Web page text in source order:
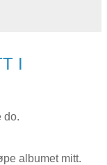
I
do.
albumet mitt.